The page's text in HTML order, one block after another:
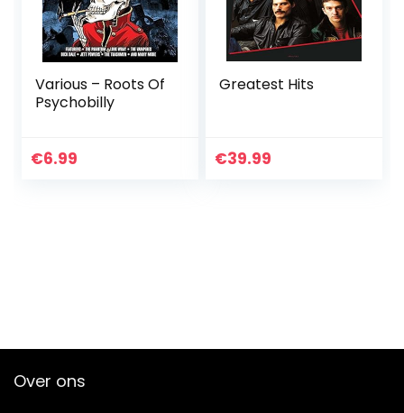
Various – Roots Of
Psychobilly
€6.99
Greatest Hits
€39.99
Over ons